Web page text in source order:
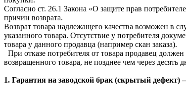
Согласно ст. 26.1 Закона «О защите прав
причин возврата.
Возврат товара надлежащего качества возможен в
указанного товара. Отсутствие у потребителя
товара у данного продавца (например скан заказа).
При отказе потребителя от товара продавец
возвращенного товара, не позднее чем через десять
1. Гарантия на заводской брак (скрытый дефект)